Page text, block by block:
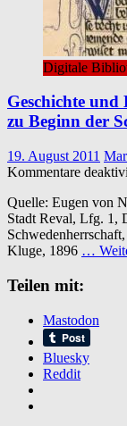
Digitale
Geschichte
zu Beginn der
19. August 2011
Kommentare
Quelle: Eugen von
Stadt Reval, Lfg. 1,
Kluge, 1896 …
Teilen mit:
Mastodon
Bluesky
Reddit